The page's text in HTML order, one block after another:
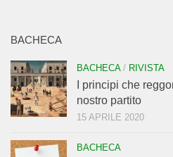
BACHECA
BACHECA/ RIVISTA
I principi che
nostro partito
15 APRILE 2020
BACHECA